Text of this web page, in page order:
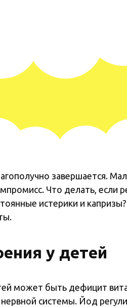
завершается.
Что делать, если
истерики и
у детей
может быть дефицит
системы. Йод